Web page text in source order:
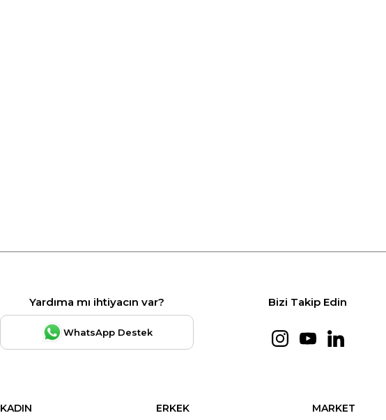
Yardıma mı ihtiyacın var?
WhatsApp Destek
Bizi Takip Edin
KADIN
ERKEK
MARKET